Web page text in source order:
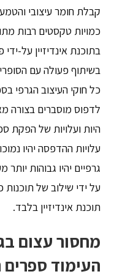
קבלת חומר עיצובי
כמויות טקסטים רבות
בתוכנת אינדיזיין על-
בשיתוף פעולה עם
כל חוקי העיצוב הגרפי
לדפוס מוסברים בצורה
היות ועלויות של הפקת
עלויות ההדפסה יהיו
גרפיים יהיו גבוהות
על ידי שילוב של תוכנות
תוכנת אינדיזיין בלבד.
מחסור עצום
העימוד